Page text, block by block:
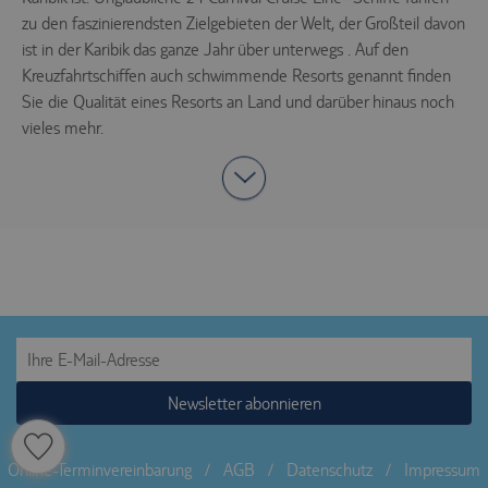
zu den faszinierendsten Zielgebieten der Welt, der Großteil davon
ist in der Karibik das ganze Jahr über unterwegs . Auf den
Kreuzfahrtschiffen auch schwimmende Resorts genannt finden
Sie die Qualität eines Resorts an Land und darüber hinaus noch
vieles mehr.
Newsletter abonnieren
Online-Terminvereinbarung / AGB / Datenschutz /
Impressum
Name Provider Purpose
Speichert die
Id des
Reiseisebüros,
das die
econ_easywebtui .trc.easyweb.travel
aktuellen
Steuerung und